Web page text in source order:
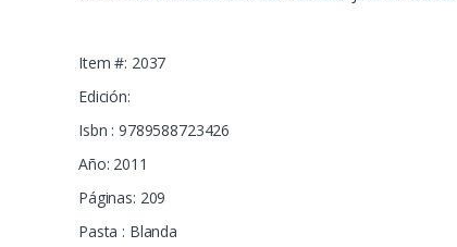
Item #: 2037
Edición:
Isbn : 9789588723426
Año: 2011
Páginas: 209
Pasta : Blanda